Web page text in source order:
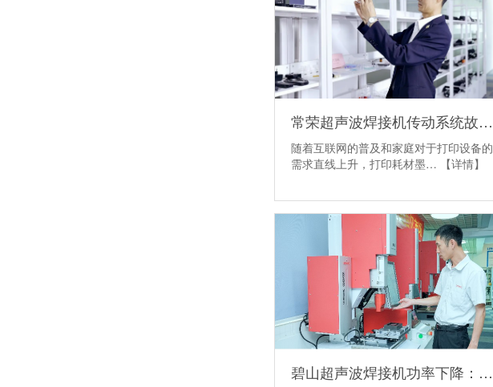
常荣超声波焊接机传动系统故障？维修全攻略
随着互联网的普及和家庭对于打印设备的
需求直线上升，打印耗材墨…
【详情】
碧山超声波焊接机功率下降：可能的原因与维修方法